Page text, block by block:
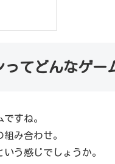
ってどんなゲー
すね。
み合わせ。
う感じでしょうか。